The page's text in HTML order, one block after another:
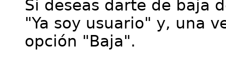
Si deseas darte de baja
"Ya soy usuario" y, una
opción "Baja".